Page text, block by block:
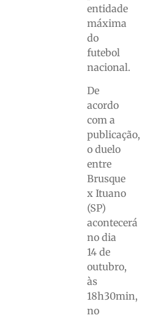
entidade
máxima
do
futebol
nacional.
De
acordo
com a
publicação,
o duelo
entre
Brusque
x Ituano
(SP)
acontecerá
no dia
14 de
outubro,
às
18h30min,
no